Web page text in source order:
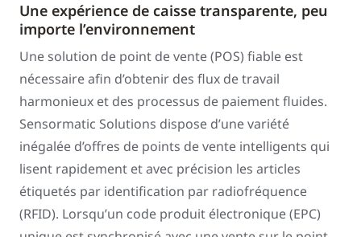
Une expérience de caisse transparente, peu
importe l’environnement
Une solution de point de vente (POS) fiable est
nécessaire afin d’obtenir des flux de travail
harmonieux et des processus de paiement fluides.
Sensormatic Solutions dispose d’une variété
inégalée d’offres de points de vente intelligents qui
lisent rapidement et avec précision les articles
étiquetés par identification par radiofréquence
(RFID). Lorsqu’un code produit électronique (EPC)